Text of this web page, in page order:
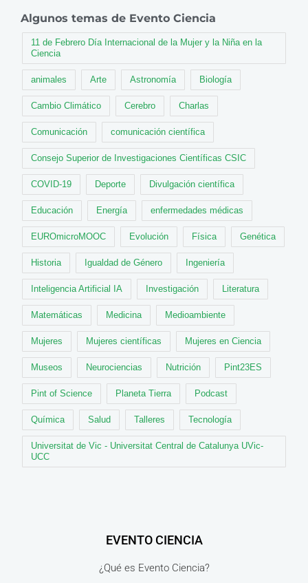
Algunos temas de Evento Ciencia
11 de Febrero Día Internacional de la Mujer y la Niña en la
Ciencia
animales Arte Astronomía Biología
Cambio Climático Cerebro Charlas
Comunicación comunicación científica
Consejo Superior de Investigaciones Científicas CSIC
COVID-19 Deporte Divulgación científica
Educación Energía enfermedades médicas
EUROmicroMOOC Evolución Física Genética
Historia Igualdad de Género Ingeniería
Inteligencia Artificial IA Investigación Literatura
Matemáticas Medicina Medioambiente
Mujeres Mujeres científicas Mujeres en Ciencia
Museos Neurociencias Nutrición Pint23ES
Pint of Science Planeta Tierra Podcast
Química Salud Talleres Tecnología
Universitat de Vic - Universitat Central de Catalunya UVic-
UCC
EVENTO CIENCIA
¿Qué es Evento Ciencia?